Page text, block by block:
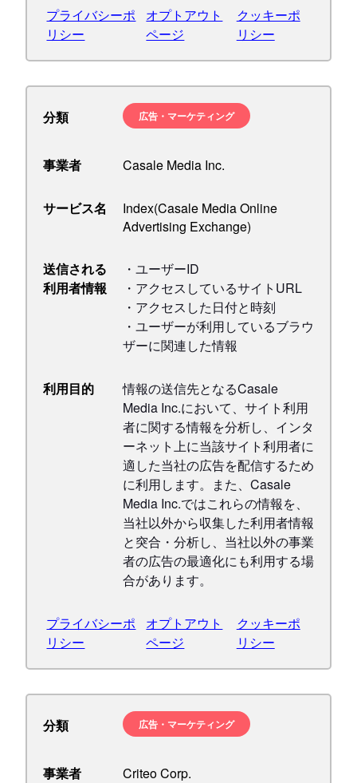
プライバシーポ
リシー
オプトアウト
ページ
クッキーポ
リシー
分類 広告・マーケティング
事業者 Casale Media Inc.
サービス名
Index(Casale Media Online
Advertising Exchange)
送信される
利用者情報
・ユーザーID
・アクセスしているサイトURL
・アクセスした日付と時刻
・ユーザーが利用しているブラウ
ザーに関連した情報
利用目的
情報の送信先となるCasale
Media Inc.において、サイト利用
者に関する情報を分析し、インタ
ーネット上に当該サイト利用者に
適した当社の広告を配信するため
に利用します。また、Casale
Media Inc.ではこれらの情報を、
当社以外から収集した利用者情報
と突合・分析し、当社以外の事業
者の広告の最適化にも利用する場
合があります。
プライバシーポ
リシー
オプトアウト
ページ
クッキーポ
リシー
分類 広告・マーケティング
事業者 Criteo Corp.